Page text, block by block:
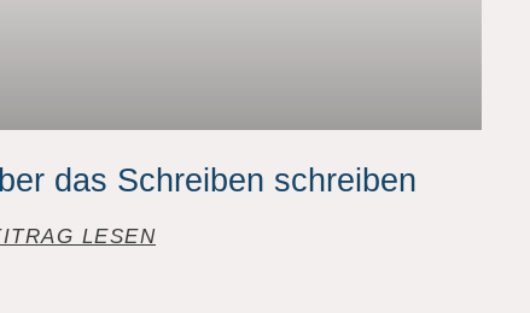
das Schreiben schreiben
LESEN